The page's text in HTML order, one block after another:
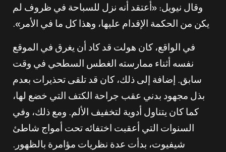
وقال نيويل: «أعتقد أنه نزل للسباحة في ظروف لم
يكن من الحكمة الإقدام عليها، وهذا كل ما في الأمر».
في الواقع، كان هولت قد كاد أن يغرق في الموقع
نفسه أثناء ممارسته الغطس السطحي في وقت
سابق. إضافة إلى ذلك، كان قد تلقى تحذيرات بعدم
بذل مجهود بدني عقب جراحة الكتف التي خضع لها،
كما كان يتناول أدوية لتخفيف الألم. ومع ذلك، وفي
السنوات التي أعقبت اختفائه تحت أمواج شاطئ
شيفيوت، بدأت عدة نظريات مؤامرة بالظهور.